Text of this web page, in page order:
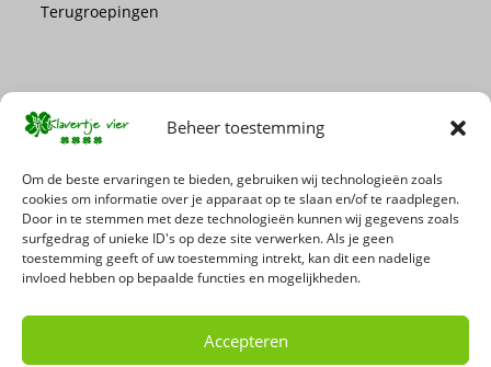
Beheer toestemming
Om de beste ervaringen te bieden, gebruiken wij technologieën zoals
cookies om informatie over je apparaat op te slaan en/of te raadplegen.
Door in te stemmen met deze technologieën kunnen wij gegevens zoals
surfgedrag of unieke ID's op deze site verwerken. Als je geen
toestemming geeft of uw toestemming intrekt, kan dit een nadelige
invloed hebben op bepaalde functies en mogelijkheden.
Accepteren
Terugroepingen
Mis geen enkele actie of promotie!
Schrijf je in voor onze nieuwsbrief